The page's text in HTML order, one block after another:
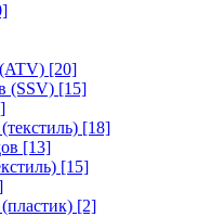
[20]
(SSV) [15]
[18]
[13]
[15]
[2]